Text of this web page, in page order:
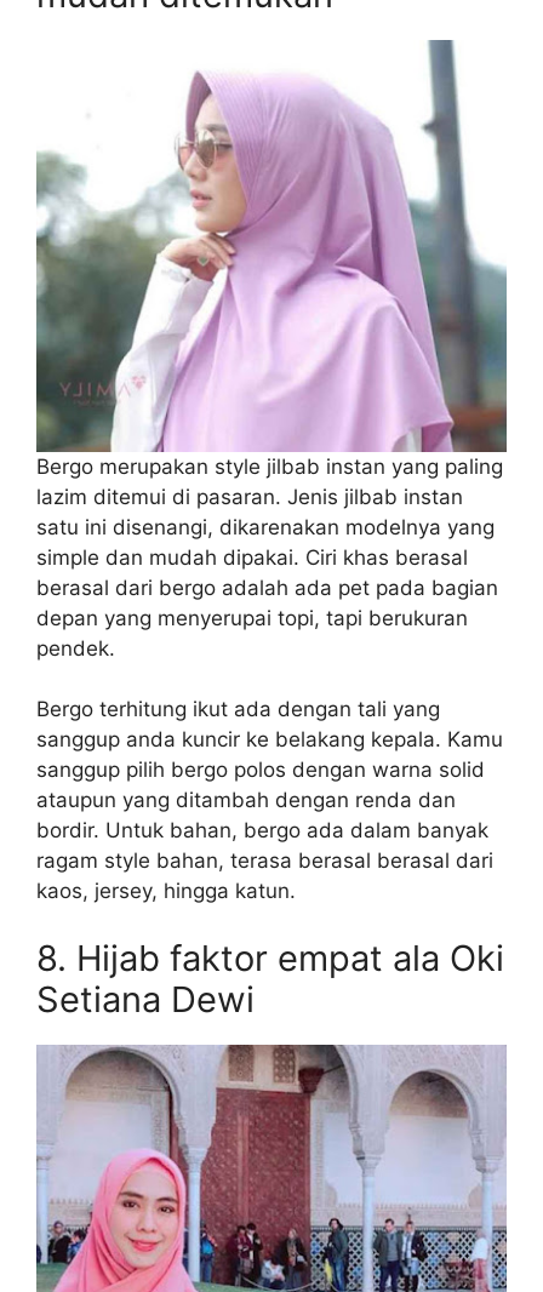
Bergo merupakan style jilbab instan yang paling
lazim ditemui di pasaran. Jenis jilbab instan
satu ini disenangi, dikarenakan modelnya yang
simple dan mudah dipakai. Ciri khas berasal
berasal dari bergo adalah ada pet pada bagian
depan yang menyerupai topi, tapi berukuran
pendek.
Bergo terhitung ikut ada dengan tali yang
sanggup anda kuncir ke belakang kepala. Kamu
sanggup pilih bergo polos dengan warna solid
ataupun yang ditambah dengan renda dan
bordir. Untuk bahan, bergo ada dalam banyak
ragam style bahan, terasa berasal berasal dari
kaos, jersey, hingga katun.
8. Hijab faktor empat ala Oki
Setiana Dewi